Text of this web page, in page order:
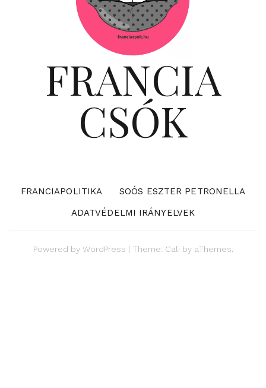
FRANCIA
CSÓK
FRANCIAPOLITIKA
SOÓS ESZTER PETRONELLA
ADATVÉDELMI IRÁNYELVEK
Powered by WordPress | Theme: Cali by aThemes.